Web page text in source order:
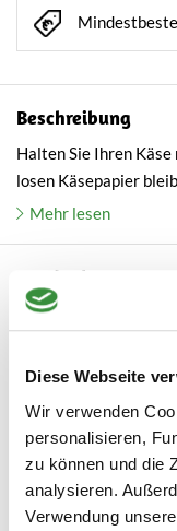
Diese Webseite
Wir verwenden
personalisieren,
zu können und die
analysieren.
Verwendung
Beschreibung
Halten Sie Ihren
losen Käsepapier
Mehr lesen
5
Based on 1 review
Sehr praktisch
Super praktisch und
keinen fremden